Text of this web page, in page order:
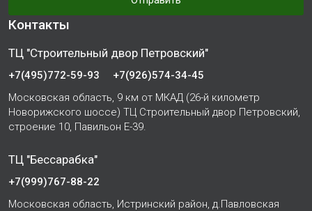
Контакты
ТЦ "Строительный двор Петровский"
+7(495)772-59-93
+7(926)574-34-45
Московская область, 9 км от МКАД (26-й километр
Новорижского шоссе) ТЦ Строительный двор Петровский,
строение 10, Павильон Е-39.
ТЦ "Бессарабка"
+7(999)767-88-22
Московская область, Истринский район, д.Павловская